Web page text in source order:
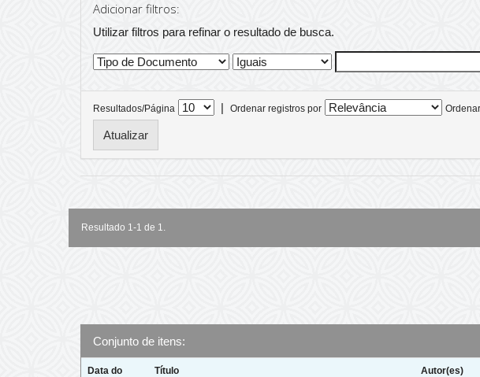
Adicionar filtros:
Utilizar filtros para refinar o resultado de busca.
Resultados/Página | Ordenar registros por Ordenar
Resultado 1-1 de 1.
Conjunto de itens:
Data do
Título Autor(es)